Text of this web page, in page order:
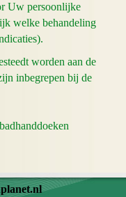
Uw persoonlijke
welke behandeling
worden aan de
inbegrepen bij de